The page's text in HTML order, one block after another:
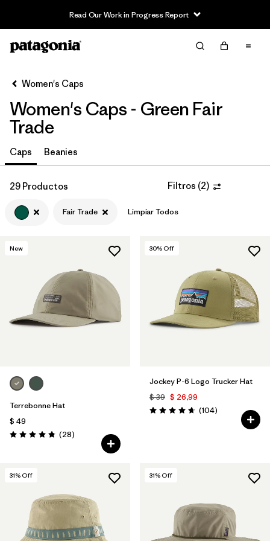
Read Our Work in Progress Report
Filter & Sort Limpiar Todos
Filtrar por
Sport
Filtrar por
Product Family
In-Store Pickup
Selecciona una tienda
Filtrar por
Filtrar por
Color 1
Filtrar por
Materials & Fabric
Women's Caps
Women's Caps - Green Fair
Trade
Caps Beanies
29 Productos Filtros (2)
Fair Trade Limpiar Todos
New
Terrebonne Hat
$ 49
Valoración: 4.8 / 5
(28Comentarios
)
30% Off
Jockey P-6 Logo Trucker Hat
$ 39 $ 26,99
Valoración: 4.7 / 5
(104Comentarios
)
31% Off 31% Off